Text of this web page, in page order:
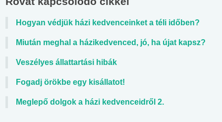
Hogyan védjük házi kedvenceinket a téli időben?
Miután meghal a házikedvenced, jó, ha újat kapsz?
Veszélyes állattartási hibák
Fogadj örökbe egy kisállatot!
Meglepő dolgok a házi kedvenceidről 2.